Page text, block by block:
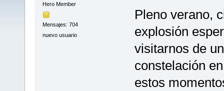
Hero Member
Mensajes: 704
nuevo usuario
Pleno verano,
explosión
visitarnos de
constelación
estos